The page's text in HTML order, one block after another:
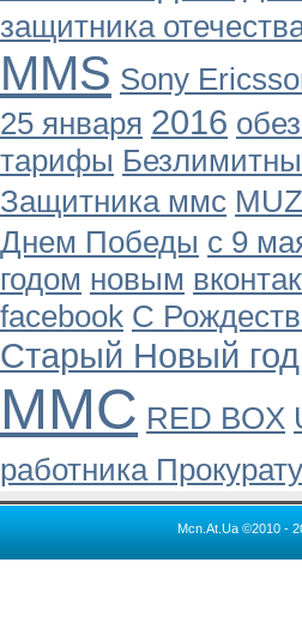
защитника
MMS Sony
25 января 2016
тарифы
Защитника ммс
Днем Победы с 9
годом новым
facebook С
Старый Новый год
ММС RED BOX
работника
Mcn.At.Ua ©2010 -